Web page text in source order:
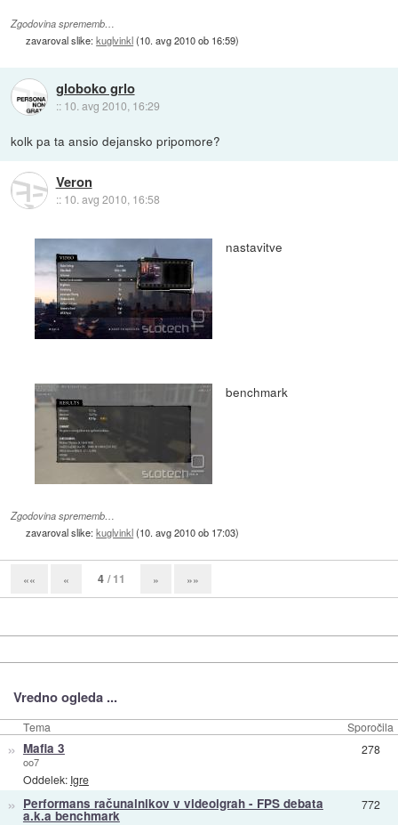
Zgodovina sprememb…
zavaroval slike:kuglvinkl(10. avg 2010 ob 16:59)
globoko grlo
:: 10. avg 2010, 16:29
kolk pa ta ansio dejansko pripomore?
Veron
:: 10. avg 2010, 16:58
nastavitve
benchmark
Zgodovina sprememb…
zavaroval slike:kuglvinkl(10. avg 2010 ob 17:03)
«« « 4 / 11 » »»
Vredno ogleda ...
Tema Sporočila
» Mafia 3
oo7
Oddelek: Igre
278
» Performans računalnikov v videoigrah - FPS debata
a.k.a benchmark
772